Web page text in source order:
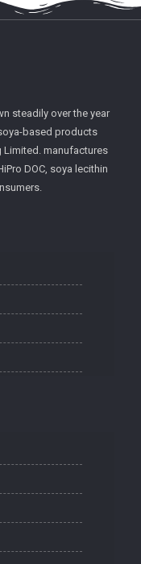
steadily over the year
based products
manufactures
DOC, soya lecithin